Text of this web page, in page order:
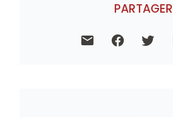
PARTAGER